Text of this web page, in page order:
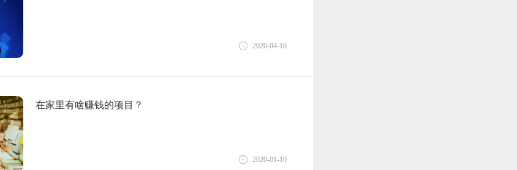
2020-04-10
在家里有啥赚钱的项目？
2020-01-10